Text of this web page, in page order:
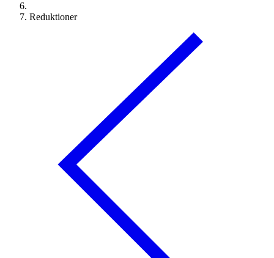
Reduktioner